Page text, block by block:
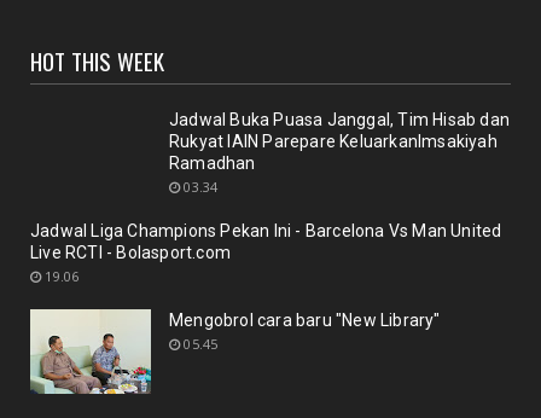
Sinergi dosen dan Perpustakaan melalui workshop
repository y...
November 10, 2020
UNCATEGORIZED
Nuansa berbunga bunga bentuk respon terhadap
October 21, 2020
Membicarakan Kesiapan perpustakaan bagi
pemustaka baru
HOT THIS WEEK
Jadwal Buka Puasa Janggal, Tim Hisab dan
Rukyat IAIN Parepare KeluarkanImsakiyah
Ramadhan
03.34
Jadwal Liga Champions Pekan Ini - Barcelona Vs Man United
Live RCTI - Bolasport.com
19.06
Mengobrol cara baru "New Library"
05.45